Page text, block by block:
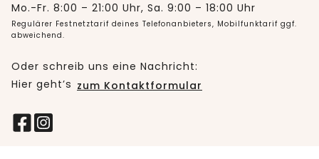
Mo.-Fr. 8:00 – 21:00 Uhr, Sa. 9:00 – 18:00 Uhr
Regulärer Festnetztarif deines Telefonanbieters, Mobilfunktarif ggf.
abweichend.
Oder schreib uns eine Nachricht:
Hier geht’s zum Kontaktformular